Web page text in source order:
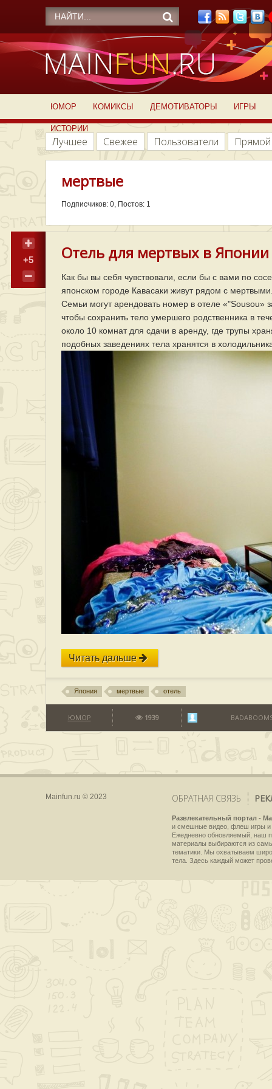
ЮМОР КОМИКСЫ ДЕМОТИВАТОРЫ ИГРЫ
ИСТОРИИ
Лучшее Свежее Пользователи
мертвые
Подписчиков: 0, Постов: 1
+5 Отель для мертвых в Японии
Как бы вы себя чувствовали, если бы с вами по
японском городе Кавасаки живут рядом с
Семьи могут арендовать номер в отеле «"Sousou»
чтобы сохранить тело умершего родственника в
около 10 комнат для сдачи в аренду, где трупы
подобных заведениях тела хранятся в
Читать дальше
Япония мертвые отель
ЮМОР 1939
Mainfun.ru © 2023 ОБРАТНАЯ СВЯЗЬ
Развлекательный портал -
и смешные видео, флеш игры и
Ежедневно обновляемый, наш
материалы выбираются из
тематики. Мы охватываем
тела. Здесь каждый может